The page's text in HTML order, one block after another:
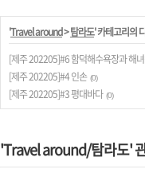
'Travel around>탐라도' 카테고리의
[제주 202205]#6 함덕해수욕장과 해
[제주 202205]#4 인손 (0)
[제주 202205]#3 평대바다 (0)
'Travel around/탐라도'